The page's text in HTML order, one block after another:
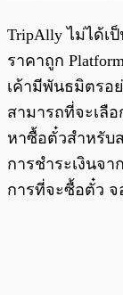
TripAlly ไม่ได้เ
ราคาถูก
เค้ามีพันธมิตรอย่
สามารถที่จะเลื
หาซื้อตั๋วสำหรับ
การชำระเงินจ
การที่จะซื้อตั๋ว จ